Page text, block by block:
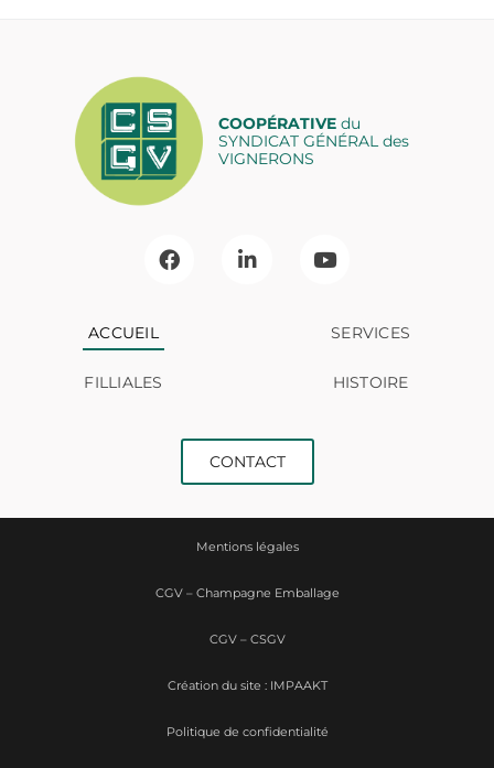
COOPÉRATIVEdu
SYNDICAT GÉNÉRAL des
VIGNERONS
ACCUEIL SERVICES
FILLIALES HISTOIRE
CONTACT
Mentions légales
CGV – Champagne Emballage
CGV – CSGV
Politique de confidentialité
Création du site : IMPAAKT